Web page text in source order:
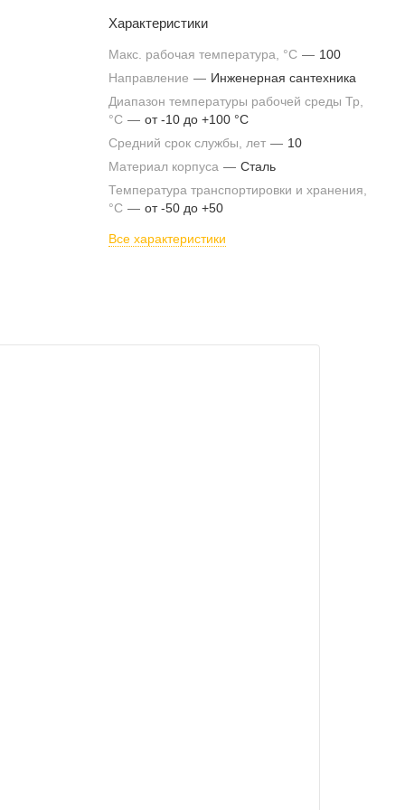
Характеристики
Макс. рабочая температура, °С — 100
Направление — Инженерная сантехника
Диапазон температуры рабочей среды Тр,
°С — от -10 до +100 °С
Средний срок службы, лет — 10
Материал корпуса — Сталь
Температура транспортировки и хранения,
°С — от -50 до +50
Все характеристики